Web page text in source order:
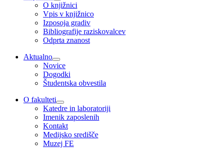
O knjižnici
Vpis v knjižnico
Izposoja gradiv
Bibliografije raziskovalcev
Odprta znanost
Aktualno
Novice
Dogodki
Študentska obvestila
O fakulteti
Katedre in laboratoriji
Imenik zaposlenih
Kontakt
Medijsko središče
Muzej FE